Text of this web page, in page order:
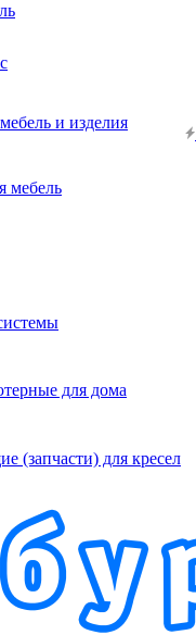
и изделия
мебель
для дома
(запчасти) для кресел